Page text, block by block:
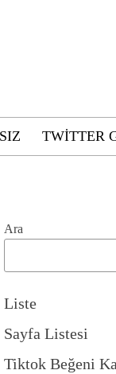
TWITTER
Ara
Liste
Sayfa Listesi
Tiktok Beğeni